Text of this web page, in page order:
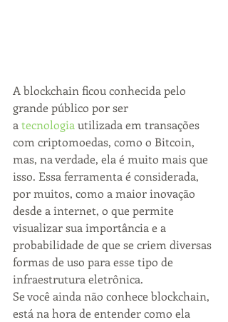
A blockchain ficou conhecida pelo
grande público por ser
a tecnologia utilizada em transações
com criptomoedas, como o Bitcoin,
mas, na verdade, ela é muito mais que
isso. Essa ferramenta é considerada,
por muitos, como a maior inovação
desde a internet, o que permite
visualizar sua importância e a
probabilidade de que se criem diversas
formas de uso para esse tipo de
infraestrutura eletrônica.
Se você ainda não conhece blockchain,
está na hora de entender como ela